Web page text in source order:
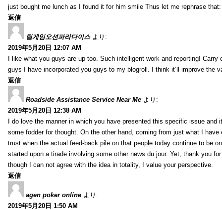
just bought me lunch as I found it for him smile Thus let me rephrase
返信
릴게임오션파라다이스 より:
2019年5月20日 12:07 AM
I like what you guys are up too. Such intelligent work and reporting! Carry
guys I have incorporated you guys to my blogroll. I think it’ll improve the
返信
Roadside Assistance Service Near Me より:
2019年5月20日 12:38 AM
I do love the manner in which you have presented this specific issue and
some fodder for thought. On the other hand, coming from just what I have
trust when the actual feed-back pile on that people today continue to be
started upon a tirade involving some other news du jour. Yet, thank you
though I can not agree with the idea in totality, I value your perspective.
返信
agen poker online より:
2019年5月20日 1:50 AM